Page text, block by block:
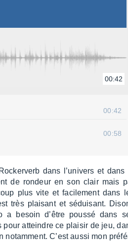
00:42
00:42
00:58
dans l’uni­vers et dans
de rondeur en son clair mais
plus vite et faci­le­ment dans
très plai­sant et sédui­sant.
a besoin d’être poussé dans
pour atteindre ce plai­sir de jeu,
notam­ment. C’est aussi mon